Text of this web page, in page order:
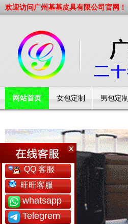
欢迎访问广州基基皮具有限公司官网！
网站首页 女包定制 男包定制
QQ 客服
旺旺客服
whatsapp
Telegrem